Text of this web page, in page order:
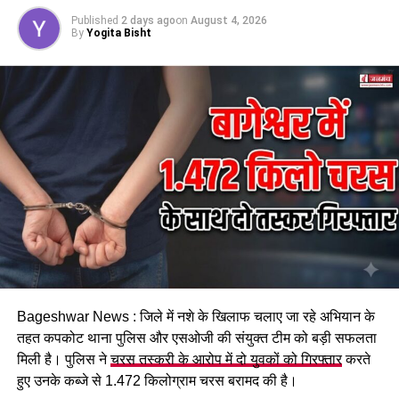
INDIAN NAVY LIEUTENANT
UTTARAKHAND PROUD DAUGHTER
WOMEN IN DEFENCE FORCES
UP NEXT
सोशल मीडिया पर वायरल होने की चाहत में हाईवे पर किया स्टंट, दून
पुलिस ने उतारी फेम की खुमारी…
DON'T MISS
जिसे समझा था हमसफर, उसी ने रच दी मौत की साजिश !
Published 2 days agoon August 4, 2026
By Yogita Bisht
Bageshwar News : जिले में नशे के खिलाफ चलाए जा रहे अभियान के
तहत कपकोट थाना पुलिस और एसओजी की संयुक्त टीम को बड़ी सफलता
मिली है। पुलिस नेचरस तस्करी के आरोप में दो युवकों को गिरफ्तारकरते
हुए उनके कब्जे से 1.472 किलोग्राम चरस बरामद की है।